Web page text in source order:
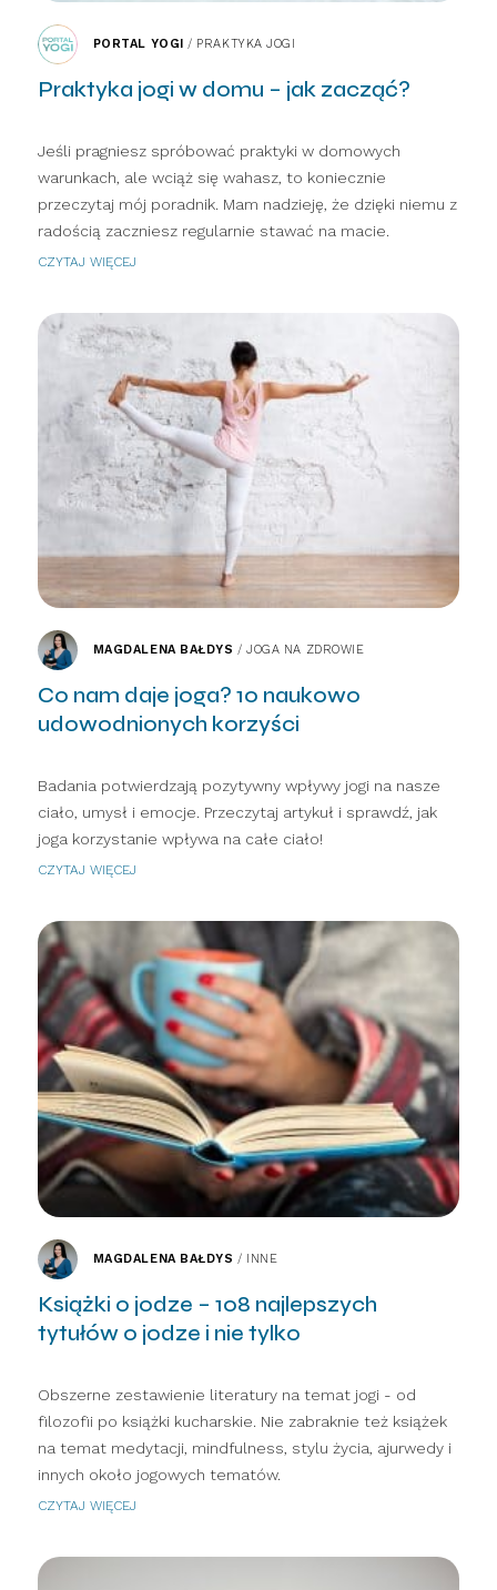
PORTAL YOGI / PRAKTYKA JOGI
Praktyka jogi w domu – jak zacząć?
Jeśli pragniesz spróbować praktyki w domowych
warunkach, ale wciąż się wahasz, to koniecznie
przeczytaj mój poradnik. Mam nadzieję, że dzięki niemu z
radością zaczniesz regularnie stawać na macie.
CZYTAJ WIĘCEJ
MAGDALENA BAŁDYS /JOGA NA ZDROWIE
Co nam daje joga? 10 naukowo
udowodnionych korzyści
Badania potwierdzają pozytywny wpływy jogi na nasze
ciało, umysł i emocje. Przeczytaj artykuł i sprawdź, jak
joga korzystanie wpływa na całe ciało!
CZYTAJ WIĘCEJ
MAGDALENA BAŁDYS / INNE
Książki o jodze – 108 najlepszych
tytułów o jodze i nie tylko
Obszerne zestawienie literatury na temat jogi - od
filozofii po książki kucharskie. Nie zabraknie też książek
na temat medytacji, mindfulness, stylu życia, ajurwedy i
innych około jogowych tematów.
CZYTAJ WIĘCEJ